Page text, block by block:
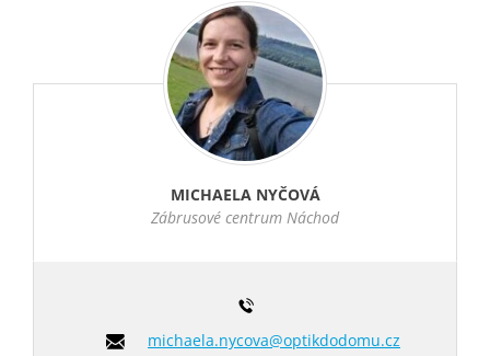
MICHAELA NYČOVÁ
Zábrusové centrum Náchod
michaela.nycova@optikdodomu.cz